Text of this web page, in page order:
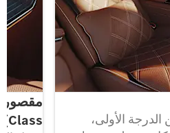
الأولى،
Class)